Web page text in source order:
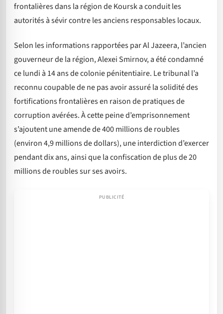
frontalières dans la région de Koursk a conduit les
autorités à sévir contre les anciens responsables locaux.
Selon les informations rapportées par Al Jazeera, l’ancien
gouverneur de la région, Alexei Smirnov, a été condamné
ce lundi à 14 ans de colonie pénitentiaire. Le tribunal l’a
reconnu coupable de ne pas avoir assuré la solidité des
fortifications frontalières en raison de pratiques de
corruption avérées. À cette peine d’emprisonnement
s’ajoutent une amende de 400 millions de roubles
(environ 4,9 millions de dollars), une interdiction d’exercer
pendant dix ans, ainsi que la confiscation de plus de 20
millions de roubles sur ses avoirs.